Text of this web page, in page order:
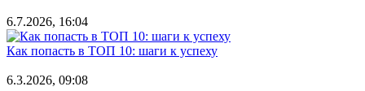
6.7.2026, 16:04
Как попасть в ТОП 10: шаги к успеху
6.3.2026, 09:08